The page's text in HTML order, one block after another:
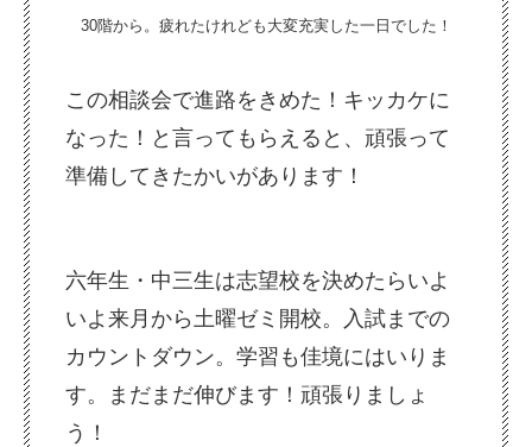
30階から。疲れたけれども大変充実した一日でした！
この相談会で進路をきめた！キッカケに
なった！と言ってもらえると、頑張って
準備してきたかいがあります！
六年生・中三生は志望校を決めたらいよ
いよ来月から土曜ゼミ開校。入試までの
カウントダウン。学習も佳境にはいりま
す。まだまだ伸びます！頑張りましょ
う！